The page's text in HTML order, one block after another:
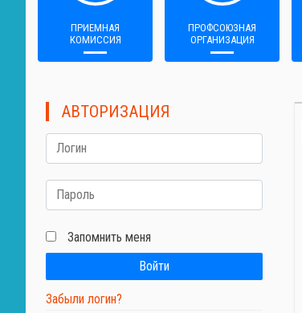
ПРИЕМНАЯ
КОМИССИЯ
ПРОФСОЮЗНАЯ
ОРГАНИЗАЦИЯ
АВТОРИЗАЦИЯ
Запомнить меня
Войти
Забыли логин?